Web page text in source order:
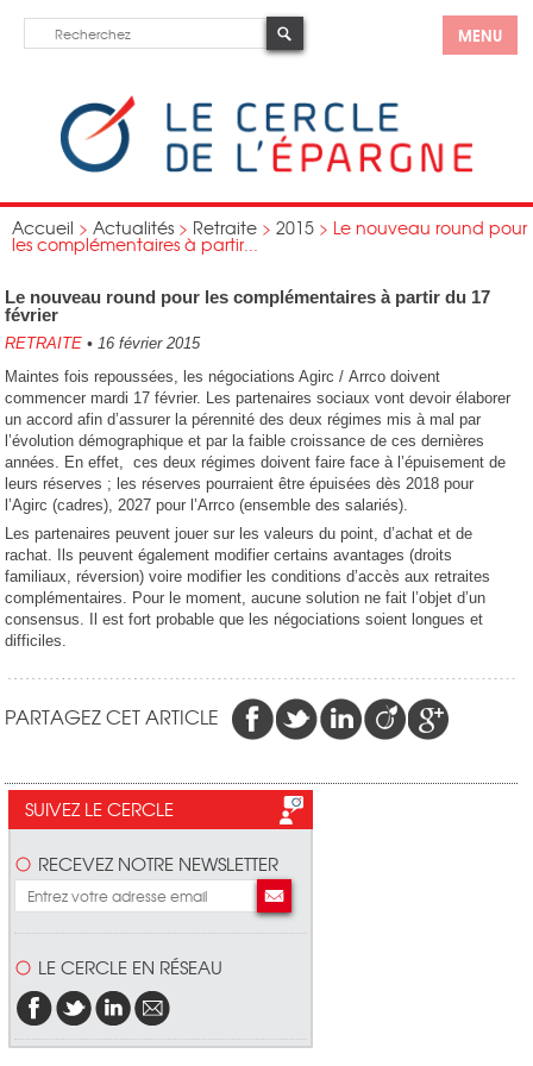
MENU
Accueil > Actualités > Retraite > 2015 > Le nouveau round pour
les complémentaires à partir...
Le nouveau round pour les complémentaires à partir du 17
février
RETRAITE • 16 février 2015
Maintes fois repoussées, les négociations Agirc / Arrco doivent
commencer mardi 17 février. Les partenaires sociaux vont devoir élaborer
un accord afin d’assurer la pérennité des deux régimes mis à mal par
l’évolution démographique et par la faible croissance de ces dernières
années. En effet, ces deux régimes doivent faire face à l’épuisement de
leurs réserves ; les réserves pourraient être épuisées dès 2018 pour
l’Agirc (cadres), 2027 pour l’Arrco (ensemble des salariés).
Les partenaires peuvent jouer sur les valeurs du point, d’achat et de
rachat. Ils peuvent également modifier certains avantages (droits
familiaux, réversion) voire modifier les conditions d’accès aux retraites
complémentaires. Pour le moment, aucune solution ne fait l’objet d’un
consensus. Il est fort probable que les négociations soient longues et
difficiles.
PARTAGEZ CET ARTICLE
SUIVEZ LE CERCLE
RECEVEZ NOTRE NEWSLETTER
LE CERCLE EN RÉSEAU